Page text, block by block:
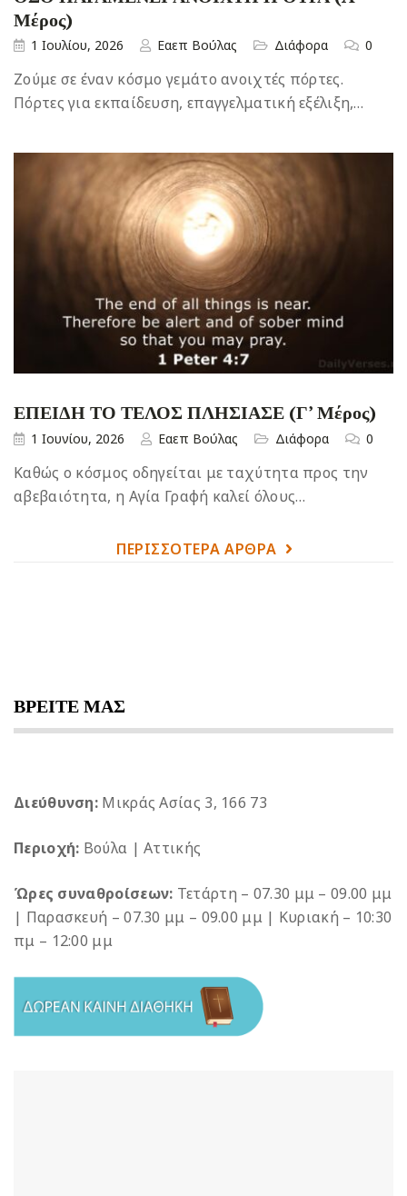
Μέρος)
1 Ιουλίου, 2026 Εαεπ Βούλας Διάφορα 0
Ζούμε σε έναν κόσμο γεμάτο ανοιχτές πόρτες.
Πόρτες για εκπαίδευση, επαγγελματική εξέλιξη,…
ΕΠΕΙΔΗ ΤΟ ΤΕΛΟΣ ΠΛΗΣΙΑΣΕ (Γ’ Μέρος)
1 Ιουνίου, 2026 Εαεπ Βούλας Διάφορα 0
Καθώς ο κόσμος οδηγείται με ταχύτητα προς την
αβεβαιότητα, η Αγία Γραφή καλεί όλους…
ΠΕΡΙΣΣΌΤΕΡΑ ΆΡΘΡΑ
ΒΡΕΙΤΕ ΜΑΣ
Διεύθυνση: Μικράς Ασίας 3, 166 73
Περιοχή: Βούλα | Αττικής
Ώρες συναθροίσεων: Τετάρτη – 07.30 μμ – 09.00 μμ
| Παρασκευή – 07.30 μμ – 09.00 μμ | Κυριακή – 10:30
πμ – 12:00 μμ